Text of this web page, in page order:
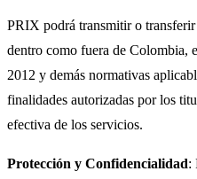
PRIX podrá transmitir o transferir
dentro como fuera de Colombia,
2012 y demás normativas
finalidades autorizadas por los
efectiva de los servicios.
Protección y Confidencialidad: